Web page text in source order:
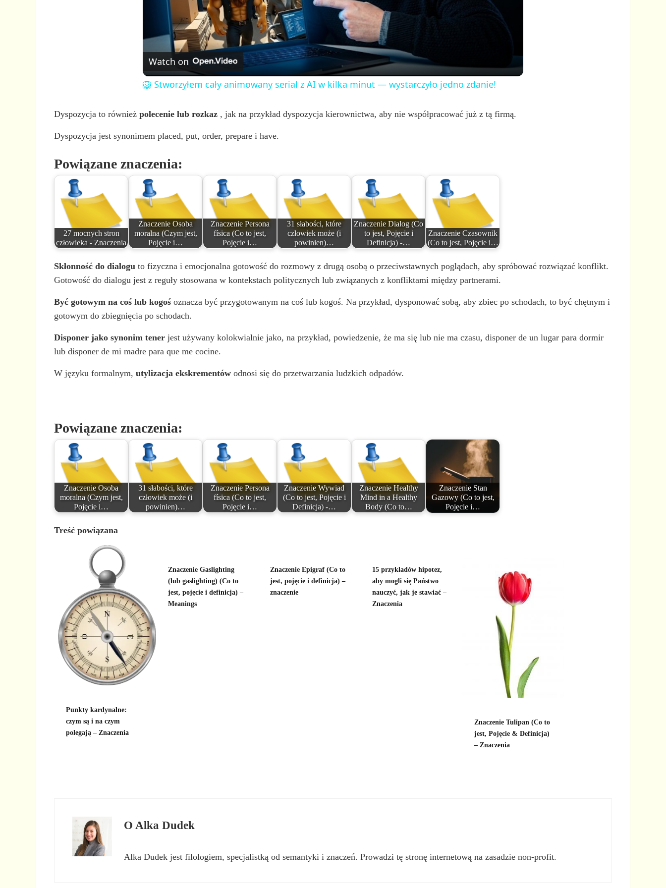
l
a
y
o
Watch on
🦁 Stworzyłem cały animowany serial z AI w kilka minut — wystarczyło jedno zdanie!
Dyspozycja to równieżpolecenie lub rozkaz , jak na przykład dyspozycja kierownictwa, aby nie współpracować już z tą firmą.
Dyspozycja jest synonimem placed, put, order, prepare i have.
Powiązane znaczenia:
27 mocnych stron
człowieka - Znaczenia
Znaczenie Osoba
moralna (Czym jest,
Pojęcie i…
Znaczenie Persona
física (Co to jest,
Pojęcie i…
31 słabości, które
człowiek może (i
powinien)…
Znaczenie Dialog (Co
to jest, Pojęcie i
Definicja) -…
Znaczenie Czasownik
(Co to jest, Pojęcie i…
Skłonność do dialogu to fizyczna i emocjonalna gotowość do rozmowy z drugą osobą o przeciwstawnych poglądach, aby spróbować rozwiązać konflikt.
Gotowość do dialogu jest z reguły stosowana w kontekstach politycznych lub związanych z konfliktami między partnerami.
Być gotowym na coś lub kogoś oznacza być przygotowanym na coś lub kogoś. Na przykład, dysponować sobą, aby zbiec po schodach, to być chętnym i
gotowym do zbiegnięcia po schodach.
Disponer jako synonim tener jest używany kolokwialnie jako, na przykład, powiedzenie, że ma się lub nie ma czasu, disponer de un lugar para dormir
lub disponer de mi madre para que me cocine.
W języku formalnym,utylizacja ekskrementów odnosi się do przetwarzania ludzkich odpadów.
Powiązane znaczenia:
Znaczenie Osoba
moralna (Czym jest,
Pojęcie i…
31 słabości, które
człowiek może (i
powinien)…
Znaczenie Persona
física (Co to jest,
Pojęcie i…
Znaczenie Wywiad
(Co to jest, Pojęcie i
Definicja) -…
Znaczenie Healthy
Mind in a Healthy
Body (Co to…
Znaczenie Stan
Gazowy (Co to jest,
Pojęcie i…
Treść powiązana
Punkty kardynalne:
czym są i na czym
polegają – Znaczenia
Znaczenie Gaslighting
(lub gaslighting) (Co to
jest, pojęcie i definicja) –
Meanings
Znaczenie Epigraf (Co to
jest, pojęcie i definicja) –
znaczenie
15 przykładów hipotez,
aby mogli się Państwo
nauczyć, jak je stawiać –
Znaczenia
Znaczenie Tulipan (Co to
jest, Pojęcie & Definicja)
– Znaczenia
OAlka Dudek
Alka Dudek jest filologiem, specjalistką od semantyki i znaczeń. Prowadzi tę stronę internetową na zasadzie non-profit.